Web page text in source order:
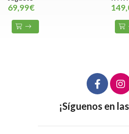
69,99€
¡Síguenos en